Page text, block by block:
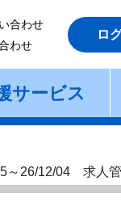
合わせ
わせ
ロ
サービス
～26/12/04 求人